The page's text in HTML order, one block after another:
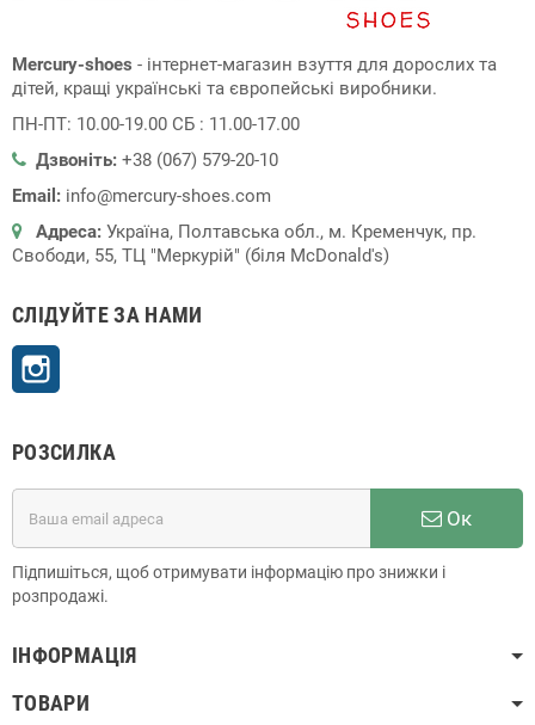
Mercury-shoes - інтернет-магазин взуття для дорослих та
дітей, кращі українські та європейські виробники.
ПН-ПТ: 10.00-19.00 СБ : 11.00-17.00
Дзвоніть: +38 (067) 579-20-10
Email: info@mercury-shoes.com
Адреса: Україна, Полтавська обл., м. Кременчук, пр.
Свободи, 55, ТЦ "Меркурій" (біля McDonald's)
СЛІДУЙТЕ ЗА НАМИ
РОЗСИЛКА
Ок
Підпишіться, щоб отримувати інформацію про знижки і
розпродажі.
ІНФОРМАЦІЯ
ТОВАРИ